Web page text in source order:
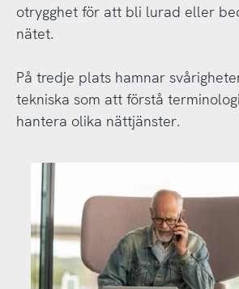
otrygghet för att bli lurad eller
nätet.
På tredje plats hamnar
tekniska som att förstå
hantera olika nättjänster.